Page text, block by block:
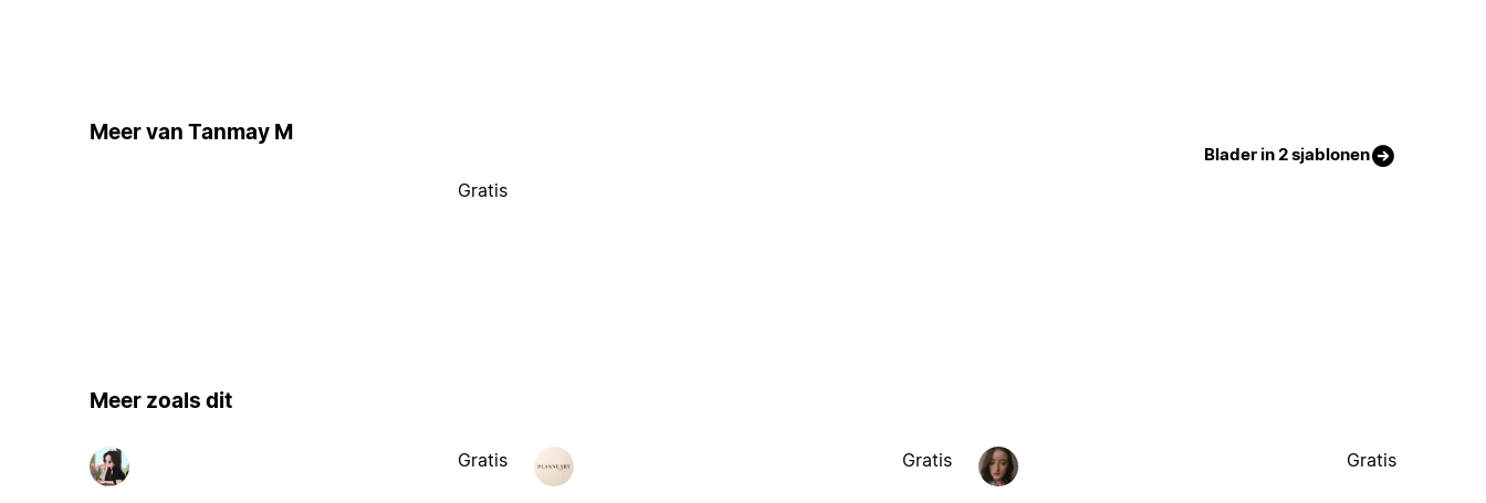
Meer van Tanmay M
Blader in 2 sjablonen
Gratis
Meer zoals dit
Gratis Gratis Gratis